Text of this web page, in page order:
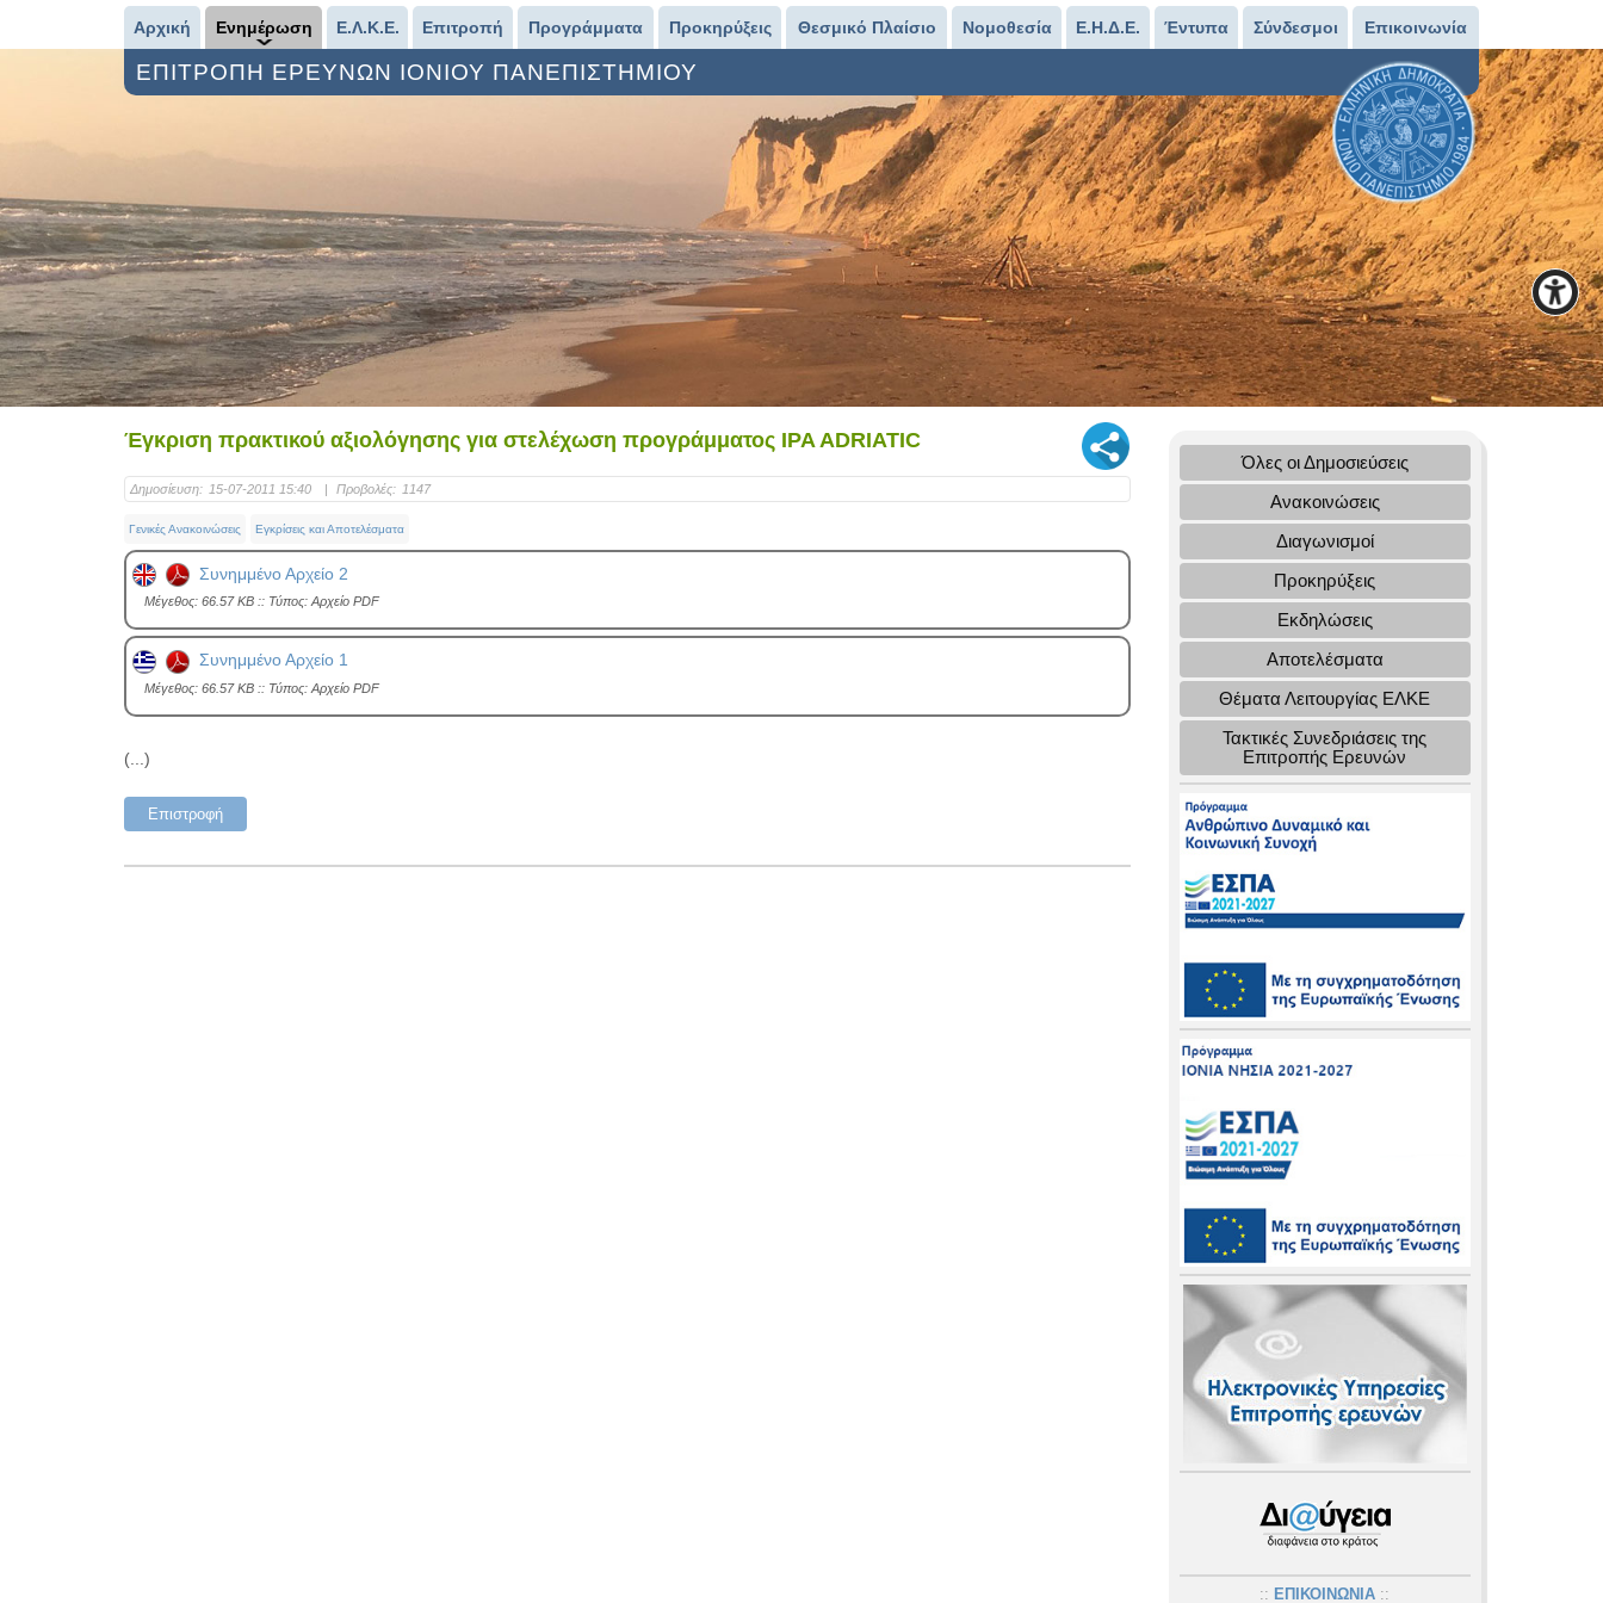
Αρχική Ενημέρωση Ε.Λ.Κ.Ε. Επιτροπή Προγράμματα Προκηρύξεις Θεσμικό Πλαίσιο Νομοθεσία Ε.Η.Δ.Ε. Έντυπα Σύνδεσμοι Επικοινωνία
ΕΠΙΤΡΟΠΗ ΕΡΕΥΝΩΝ ΙΟΝΙΟΥ ΠΑΝΕΠΙΣΤΗΜΙΟΥ
Έγκριση πρακτικού αξιολόγησης για στελέχωση προγράμματος IPA ADRIATIC
Δημοσίευση: 15-07-2011 15:40 | Προβολές: 1147
Γενικές Ανακοινώσεις Εγκρίσεις και Αποτελέσματα
Συνημμένο Αρχείο 2
Mέγεθος: 66.57 KB :: Τύπος: Αρχείο PDF
Συνημμένο Αρχείο 1
Mέγεθος: 66.57 KB :: Τύπος: Αρχείο PDF
(...)
Επιστροφή
Όλες οι Δημοσιεύσεις
Ανακοινώσεις
Διαγωνισμοί
Προκηρύξεις
Εκδηλώσεις
Αποτελέσματα
Θέματα Λειτουργίας ΕΛΚΕ
Τακτικές Συνεδριάσεις της
Επιτροπής Ερευνών
:: ΕΠΙΚΟΙΝΩΝΙΑ ::